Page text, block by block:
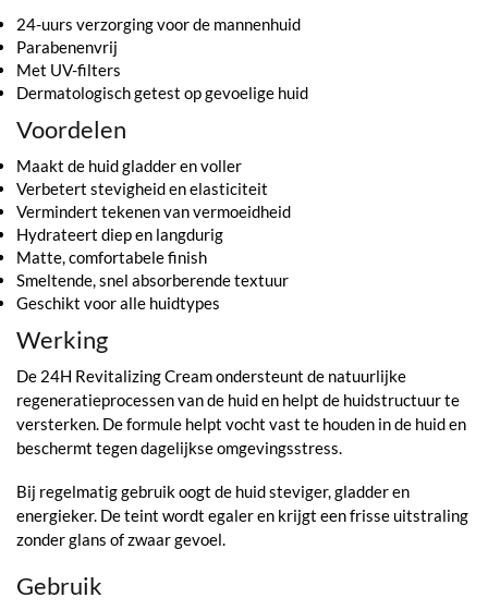
24-uurs verzorging voor de mannenhuid
Parabenenvrij
Met UV-filters
Dermatologisch getest op gevoelige huid
Voordelen
Maakt de huid gladder en voller
Verbetert stevigheid en elasticiteit
Vermindert tekenen van vermoeidheid
Hydrateert diep en langdurig
Matte, comfortabele finish
Smeltende, snel absorberende textuur
Geschikt voor alle huidtypes
Werking
De 24H Revitalizing Cream ondersteunt de natuurlijke
regeneratieprocessen van de huid en helpt de huidstructuur te
versterken. De formule helpt vocht vast te houden in de huid en
beschermt tegen dagelijkse omgevingsstress.
Bij regelmatig gebruik oogt de huid steviger, gladder en
energieker. De teint wordt egaler en krijgt een frisse uitstraling
zonder glans of zwaar gevoel.
Gebruik